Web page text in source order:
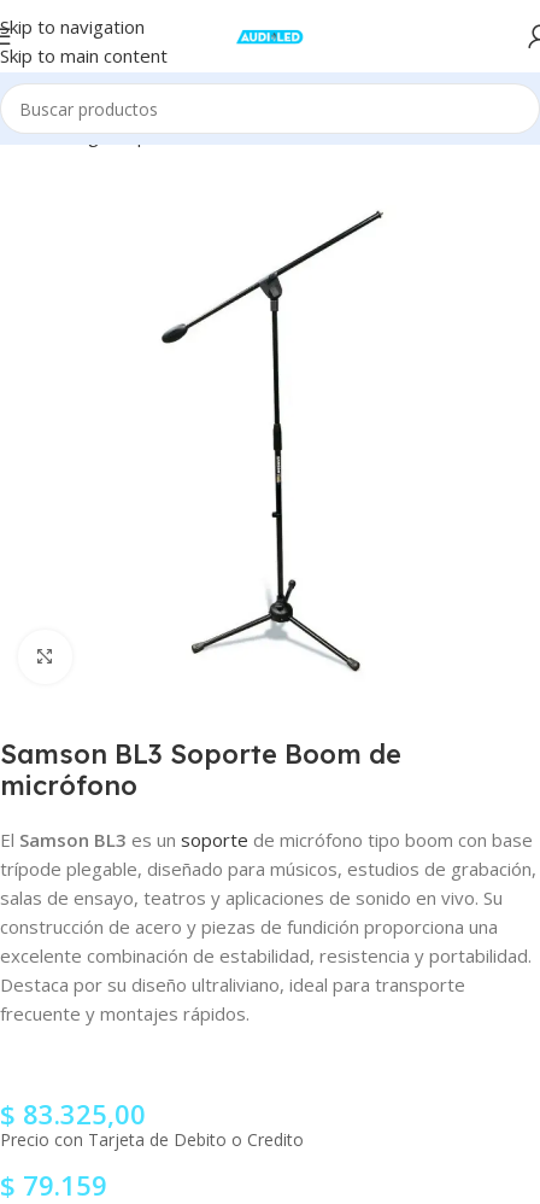
Skip to navigation
Skip to main content
Inicio Stage Soportes Pie de micrófonos
Clic para ampliar
Samson BL3 Soporte Boom de
micrófono
El Samson BL3 es un soporte de micrófono tipo boom con base
trípode plegable, diseñado para músicos, estudios de grabación,
salas de ensayo, teatros y aplicaciones de sonido en vivo. Su
construcción de acero y piezas de fundición proporciona una
excelente combinación de estabilidad, resistencia y portabilidad.
Destaca por su diseño ultraliviano, ideal para transporte
frecuente y montajes rápidos.
$ 83.325,00
Precio con Tarjeta de Debito o Credito
$ 79.159